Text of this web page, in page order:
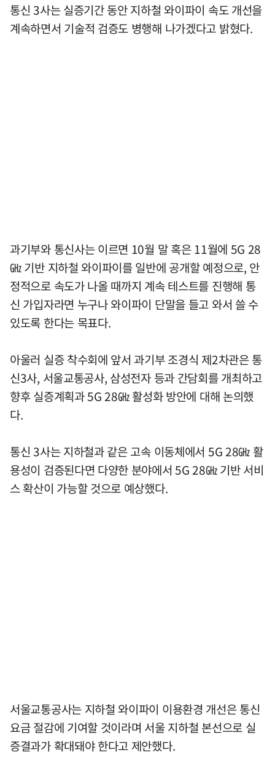
통신 3사는 실증기간 동안 지하철 와이파이 속도 개선을
계속하면서 기술적 검증도 병행해 나가겠다고 밝혔다.
과기부와 통신사는 이르면 10월 말 혹은 11월에 5G 28
㎓ 기반 지하철 와이파이를 일반에 공개할 예정으로, 안
정적으로 속도가 나올 때까지 계속 테스트를 진행해 통
신 가입자라면 누구나 와이파이 단말을 들고 와서 쓸 수
있도록 한다는 목표다.
아울러 실증 착수회에 앞서 과기부 조경식 제2차관은 통
신3사, 서울교통공사, 삼성전자 등과 간담회를 개최하고
향후 실증계획과 5G 28㎓ 활성화 방안에 대해 논의했
다.
통신 3사는 지하철과 같은 고속 이동체에서 5G 28㎓ 활
용성이 검증된다면 다양한 분야에서 5G 28㎓ 기반 서비
스 확산이 가능할 것으로 예상했다.
서울교통공사는 지하철 와이파이 이용환경 개선은 통신
요금 절감에 기여할 것이라며 서울 지하철 본선으로 실
증결과가 확대돼야 한다고 제안했다.